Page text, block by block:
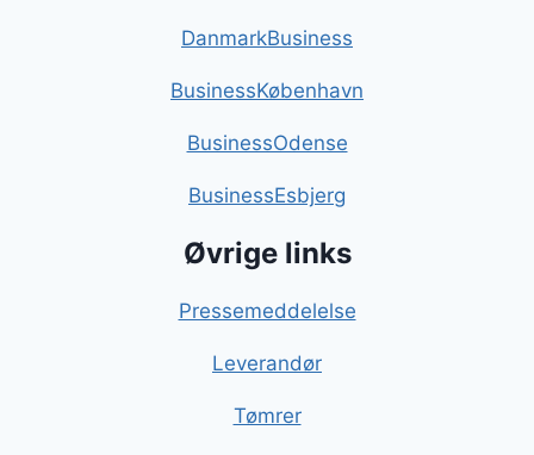
DanmarkBusiness
BusinessKøbenhavn
BusinessOdense
BusinessEsbjerg
Øvrige links
Pressemeddelelse
Leverandør
Tømrer